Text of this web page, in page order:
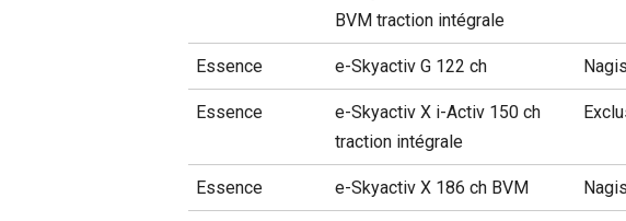
BVM traction intégrale
Essence e-Skyactiv G 122 ch
Essence
e-Skyactiv X i-Activ 150 ch
traction intégrale
Essence e-Skyactiv X 186 ch BVM